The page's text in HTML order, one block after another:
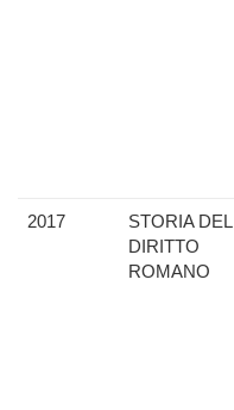
2017
STORIA DEL
DIRITTO
ROMANO